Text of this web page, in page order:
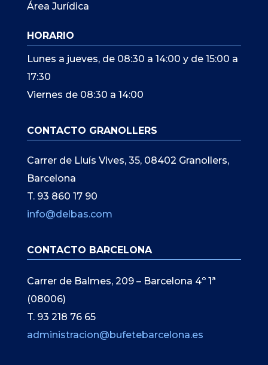
Área Jurídica
HORARIO
Lunes a jueves, de 08:30 a 14:00 y de 15:00 a
17:30
Viernes de 08:30 a 14:00
CONTACTO GRANOLLERS
Carrer de Lluís Vives, 35, 08402 Granollers,
Barcelona
T. 93 860 17 90
info@delbas.com
CONTACTO BARCELONA
Carrer de Balmes, 209 – Barcelona 4º 1ª
(08006)
T. 93 218 76 65
administracion@bufetebarcelona.es